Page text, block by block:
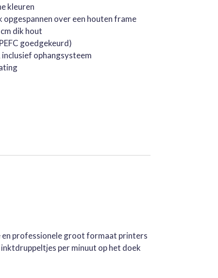
kleuren
over een houten frame
dik hout
goedgekeurd)
ophangsysteem
en professionele groot formaat printers
per minuut op het doek